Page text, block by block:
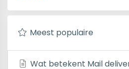
Meest populaire